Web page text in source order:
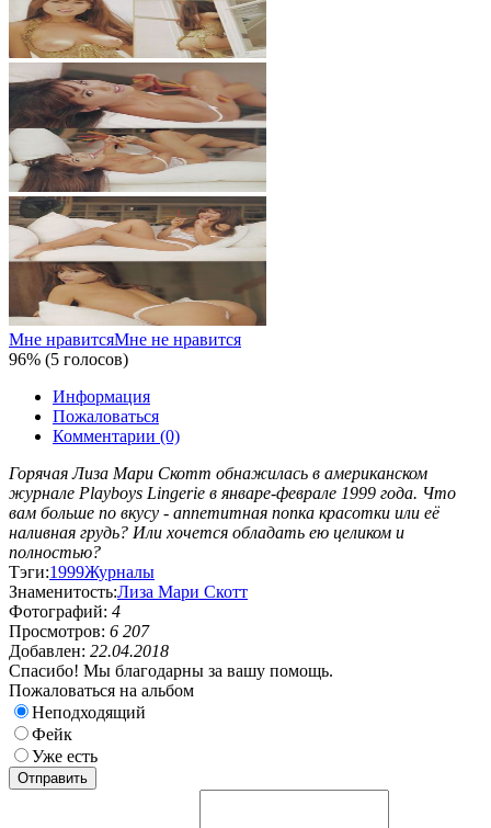
Мне нравитсяМне не нравится
96% (5 голосов)
Информация
Пожаловаться
Комментарии (0)
Горячая Лиза Мари Скотт обнажилась в американском
журнале Playboys Lingerie в январе-феврале 1999 года. Что
вам больше по вкусу - аппетитная попка красотки или её
наливная грудь? Или хочется обладать ею целиком и
полностью?
Тэги:1999Журналы
Знаменитость:Лиза Мари Скотт
Фотографий: 4
Просмотров: 6 207
Добавлен: 22.04.2018
Спасибо! Мы благодарны за вашу помощь.
Пожаловаться на альбом
Неподходящий
Фейк
Уже есть